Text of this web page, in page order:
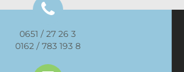
0651 / 27 26 3
0162 / 783 193 8